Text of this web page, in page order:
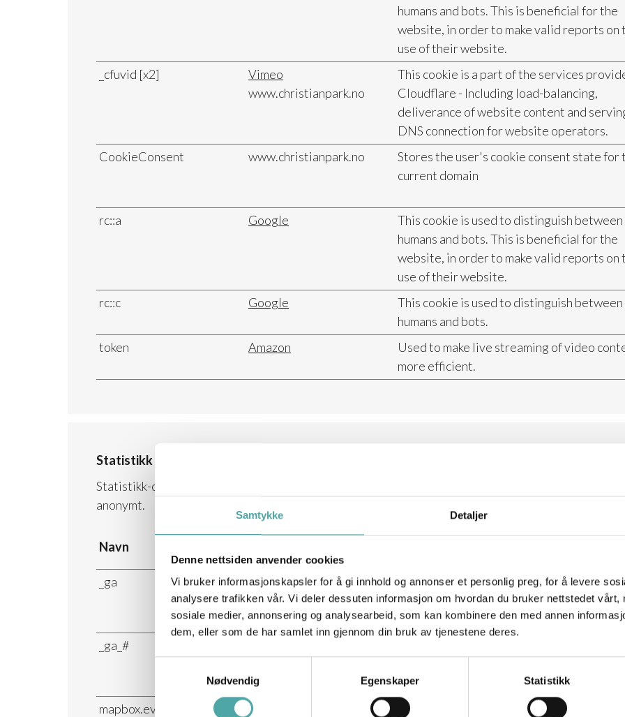
Samtykke Detaljer
Denne nettsiden anvender cookies
Vi bruker informasjonskapsler for å gi innhold og annonser et personlig preg, for å levere
analysere trafikken vår. Vi deler dessuten informasjon om hvordan du bruker nettstedet vårt,
sosiale medier, annonsering og analysearbeid, som kan kombinere den med annen
dem, eller som de har samlet inn gjennom din bruk av tjenestene deres.
Nødvendig
Egenskaper Statistikk
humans and bots. This is beneficial for the
website, in order to make valid reports on
use of their website.
_cfuvid [x2]
Vimeo
www.christianpark.no
This cookie is a part of the services
Cloudflare - Including load-balancing,
deliverance of website content and
DNS connection for website operators.
CookieConsent www.christianpark.no
Stores the user's cookie consent state for
current domain
rc::a
Google
This cookie is used to distinguish between
humans and bots. This is beneficial for the
website, in order to make valid reports on
use of their website.
rc::c Google
This cookie is used to distinguish between
humans and bots.
token
Amazon
Used to make live streaming of video
more efficient.
Statistikk (6)
Statistikk-cookies hjelper eiere til å forstå hvordan besøkende kommuniserer med nettsteder ved
anonymt.
Navn
_ga Google
Used to send data to Google Analytics
the visitor's device and behavior. Tracks
visitor across devices and marketing
_ga_#
visitor across devices and marketing
mapbox.eventData.uuid:#
Mapbox Venter